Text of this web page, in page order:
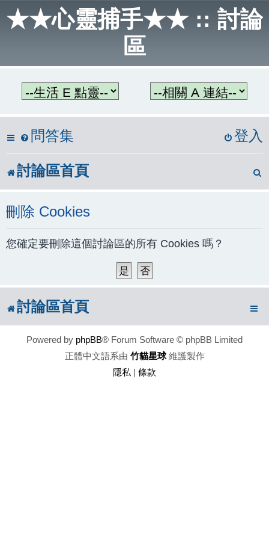
★★心靈捕手★★ :: 討論
區
問答集 登入
討論區首頁
刪除 Cookies
您確定要刪除這個討論區的所有 Cookies 嗎？
討論區首頁
Powered by phpBB® Forum Software © phpBB Limited
正體中文語系由 竹貓星球維護製作
隱私 | 條款